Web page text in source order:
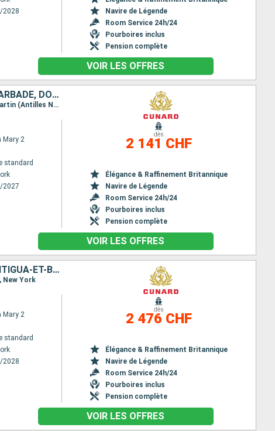
2028
Navire de Légende
Room Service 24h/24
Pourboires inclus
Pension complète
VOIR LES OFFRES
ÉTATS-UNIS, SAINT-THOMAS, ANTIGUA-ET-BARBUDA, SAINTE-LUCIE, BARBADE, DOMINIQUE, SAINT-MARTIN
Itinéraire : New York, Saint thomas, St Kitts, Sainte Lucie, La Barbade, La Dominique, Saint Martin (Antilles Néerlandaises), New York
Mary 2
standard
2027
dès
2 141 CHF
Élégance & Raffinement Britannique
Navire de Légende
Room Service 24h/24
Pourboires inclus
Pension complète
VOIR LES OFFRES
ÉTATS-UNIS, SAINT-THOMAS, BARBADE, SAINTE-LUCIE, DOMINIQUE, ANTIGUA-ET-BARBUDA, TORTOLA
New York
Mary 2
standard
2028
dès
2 476 CHF
Élégance & Raffinement Britannique
Navire de Légende
Room Service 24h/24
Pourboires inclus
Pension complète
VOIR LES OFFRES